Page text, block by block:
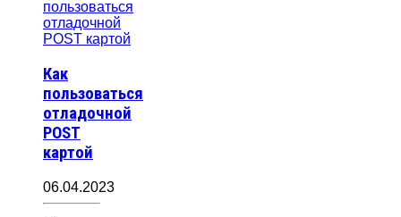
Как
пользоваться
отладочной
POST
картой
06.04.2023